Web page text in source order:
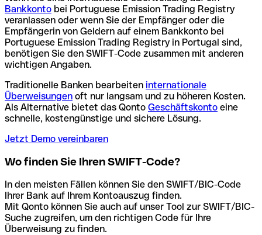
Bankkonto bei Portuguese Emission Trading Registry
veranlassen oder wenn Sie der Empfänger oder die
Empfängerin von Geldern auf einem Bankkonto bei
Portuguese Emission Trading Registry in Portugal sind,
benötigen Sie den SWIFT-Code zusammen mit anderen
wichtigen Angaben.
Traditionelle Banken bearbeiten internationale
Überweisungen oft nur langsam und zu höheren Kosten.
Als Alternative bietet das Qonto Geschäftskonto eine
schnelle, kostengünstige und sichere Lösung.
Jetzt Demo vereinbaren
Wo finden Sie Ihren SWIFT-Code?
In den meisten Fällen können Sie den SWIFT/BIC-Code
Ihrer Bank auf Ihrem Kontoauszug finden.
Mit Qonto können Sie auch auf unser Tool zur SWIFT/BIC-
Suche zugreifen, um den richtigen Code für Ihre
Überweisung zu finden.